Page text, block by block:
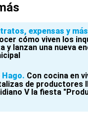
expensas y más
cómo viven los
y lanzan una nueva
Hago Con cocina en
de productores
V la fiesta